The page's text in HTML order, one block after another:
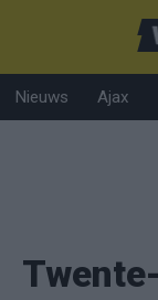
Nieuws Ajax